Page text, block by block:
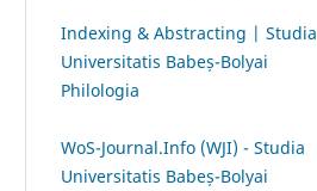
Indexing & Abstracting | Studia
Universitatis Babeș-Bolyai
Philologia
WoS-Journal.Info (WJI) - Studia
Universitatis Babeș-Bolyai